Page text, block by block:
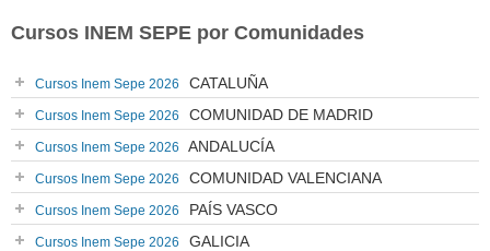
Cursos INEM SEPE por Comunidades
Cursos Inem Sepe 2026 CATALUÑA
Cursos Inem Sepe 2026 COMUNIDAD DE MADRID
Cursos Inem Sepe 2026 ANDALUCÍA
Cursos Inem Sepe 2026 COMUNIDAD VALENCIANA
Cursos Inem Sepe 2026 PAÍS VASCO
Cursos Inem Sepe 2026 GALICIA